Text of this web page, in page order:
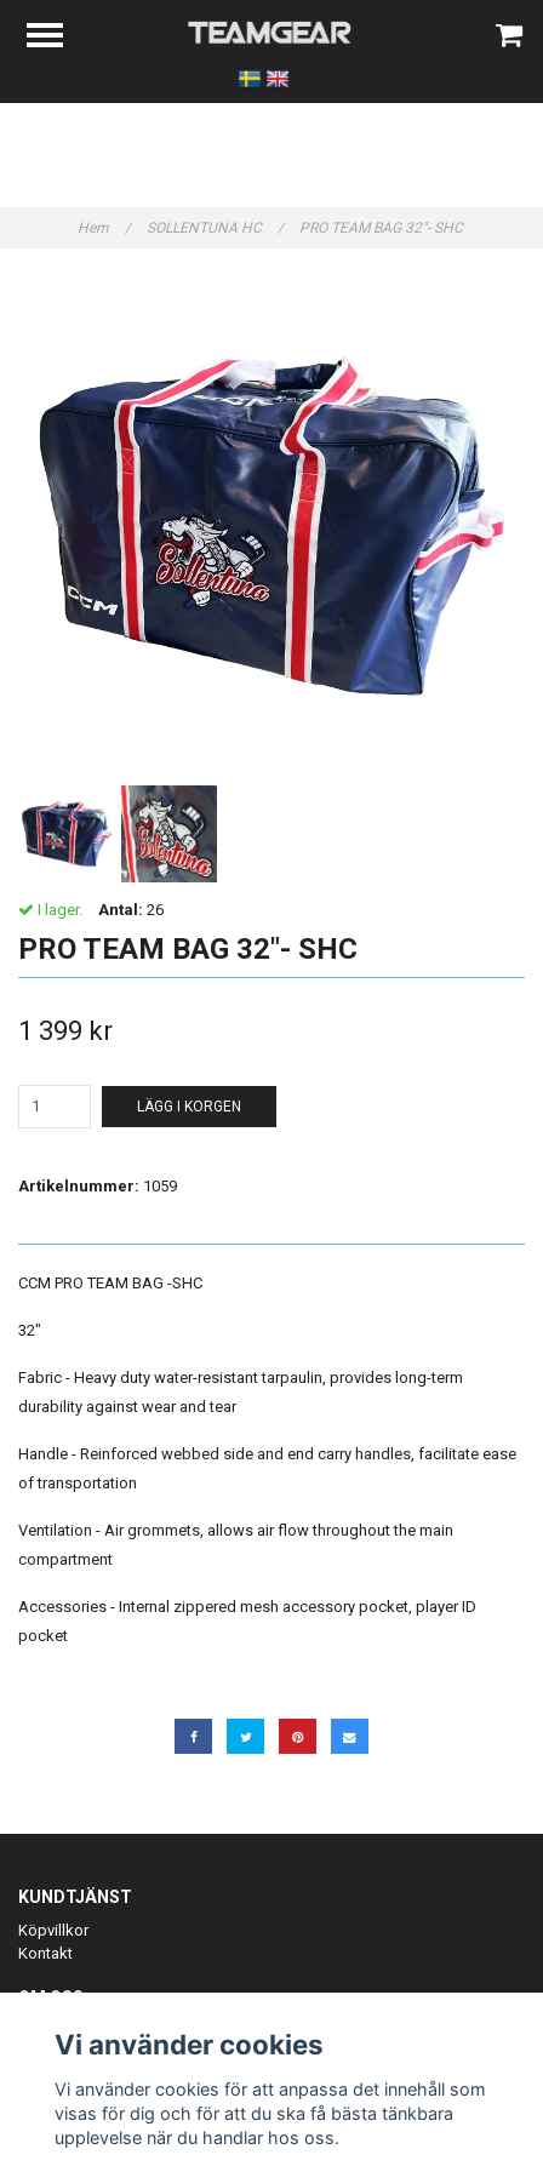
Hem / SOLLENTUNA HC / PRO TEAM BAG 32"- SHC
I lager. Antal: 26
PRO TEAM BAG 32"- SHC
1 399 kr
LÄGG I KORGEN
Artikelnummer: 1059
CCM PRO TEAM BAG -SHC
32"
Fabric - Heavy duty water-resistant tarpaulin, provides long-term
durability against wear and tear
Handle - Reinforced webbed side and end carry handles, facilitate ease
of transportation
Ventilation - Air grommets, allows air flow throughout the main
compartment
Accessories - Internal zippered mesh accessory pocket, player ID
pocket
KUNDTJÄNST
Köpvillkor
Kontakt
OM OSS
ANMÄL DIG TILL VÅRT NYHETSBREV
Prenumerera
Vi använder cookies
Vi använder cookies för att anpassa det innehåll som
visas för dig och för att du ska få bästa tänkbara
upplevelse när du handlar hos oss.